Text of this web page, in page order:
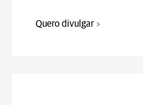
Quero divulgar